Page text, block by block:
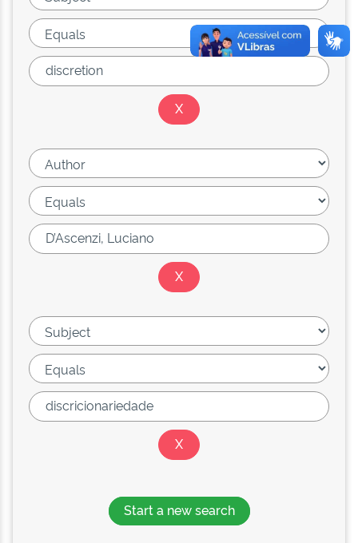
Start a new search